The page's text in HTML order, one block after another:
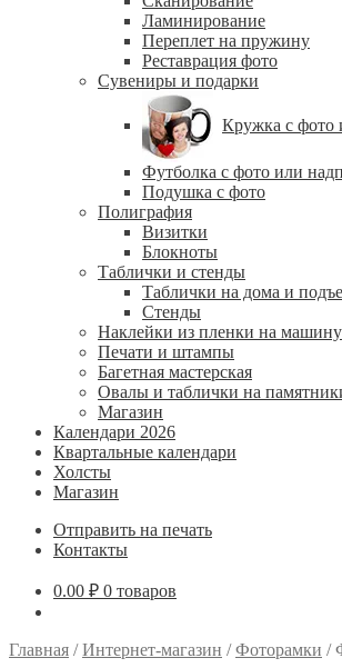
Ламинирование
Переплет на пружину
Реставрация фото
Сувениры и подарки
Кружка с фото
Футболка с фото или
Подушка с фото
Полиграфия
Визитки
Блокноты
Таблички и стенды
Таблички на дома и
Стенды
Наклейки из пленки на машину
Печати и штампы
Багетная мастерская
Овалы и таблички на
Магазин
Календари 2026
Квартальные календари
Холсты
Магазин
Отправить на печать
Контакты
0.00 ₽ 0 товаров
Главная /Интернет-магазин /Фоторамки /